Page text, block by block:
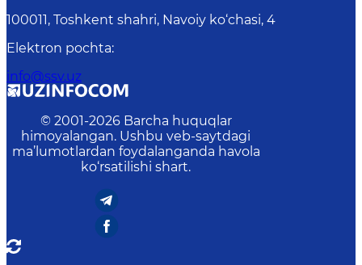
100011, Toshkent shahri, Navoiy ko‘chаsi, 4
Elektron pochta:
info@ssv.uz
© 2001-2026 Barcha huquqlar
himoyalangan. Ushbu veb-saytdagi
ma’lumotlardan foydalanganda havola
ko‘rsatilishi shart.